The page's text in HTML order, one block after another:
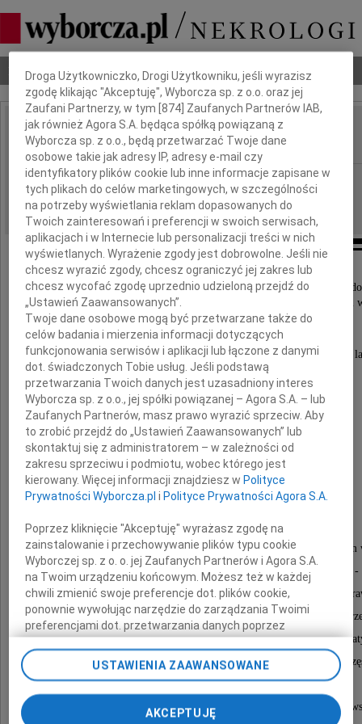
Nekrologi Odeszli Poradnik pogrzebowy
IMIĘ I NAZWISKO: Witold Czech
REGION: Częstochowa
DATA EMISJI: 16.01.2010
Wierzę, że zmarli odczuwają jaki jest nasz stosunek
Ślijmy więc im nasze najlepsze uczucia, zwłaszcza miłość i
9 stycznia 2010 odszedł od nas po przeżyciu 76
ukochany mąż, tata, dziadek, pradziadek
Witold Czech
Wszystkim, którzy w tych trudnych dniach udzielili nam
okazali współczucie, łączyli się z nami w bólu i smutku
W imieniu mamy, sióstr, synowej, zięciów, wnuków,
i własnym dziekuję za modlitwę, udział w mszy
i zamówione msze święte w intencji zmarłego
Dziekuję Księżom Parafii Przemienienia Pańskiego w
za odprawienie ceremonii pogrzebowej.
Dziekuję rodzinie, znajomym, sąsiadom, parafianom i
Dbamy o Twoją prywatność
Droga Użytkowniczko, Drogi Użytkowniku, jeśli wyrazisz
zgodę klikając "Akceptuję", Wyborcza sp. z o.o. oraz jej
Zaufani Partnerzy, w tym [874 ] Zaufanych Partnerów IAB,
jak również Agora S.A. będąca spółką powiązaną z
Wyborcza sp. z o.o., będą przetwarzać Twoje dane
osobowe takie jak adresy IP, adresy e-mail czy
identyfikatory plików cookie lub inne informacje zapisane w
tych plikach do celów marketingowych, w szczególności
na potrzeby wyświetlania reklam dopasowanych do
Twoich zainteresowań i preferencji w swoich serwisach,
aplikacjach i w Internecie lub personalizacji treści w nich
wyświetlanych. Wyrażenie zgody jest dobrowolne. Jeśli nie
chcesz wyrazić zgody, chcesz ograniczyć jej zakres lub
chcesz wycofać zgodę uprzednio udzieloną przejdź do
„Ustawień Zaawansowanych”.
Twoje dane osobowe mogą być przetwarzane także do
celów badania i mierzenia informacji dotyczących
funkcjonowania serwisów i aplikacji lub łączone z danymi
dot. świadczonych Tobie usług. Jeśli podstawą
przetwarzania Twoich danych jest uzasadniony interes
Wyborcza sp. z o.o., jej spółki powiązanej – Agora S.A. – lub
Zaufanych Partnerów, masz prawo wyrazić sprzeciw. Aby
to zrobić przejdź do „Ustawień Zaawansowanych” lub
skontaktuj się z administratorem – w zależności od
zakresu sprzeciwu i podmiotu, wobec którego jest
kierowany. Więcej informacji znajdziesz w Polityce
Prywatności Wyborcza.pl i Polityce Prywatności Agora S.A.
Poprzez kliknięcie "Akceptuję" wyrażasz zgodę na
zainstalowanie i przechowywanie plików typu cookie
Wyborczej sp. z o. o. jej Zaufanych Partnerów i Agora S.A.
na Twoim urządzeniu końcowym. Możesz też w każdej
chwili zmienić swoje preferencje dot. plików cookie,
ponownie wywołując narzędzie do zarządzania Twoimi
preferencjami dot. przetwarzania danych poprzez
przechodząc do sekcji „Ustawienia zaawansowane”.
Zmiana ustawień plików cookie możliwa jest także za
USTAWIENIA ZAAWANSOWANE
AKCEPTUJĘ